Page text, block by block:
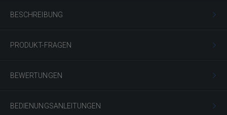
BESCHREIBUNG
PRODUKT-FRAGEN
BEWERTUNGEN
BEDIENUNGSANLEITUNGEN